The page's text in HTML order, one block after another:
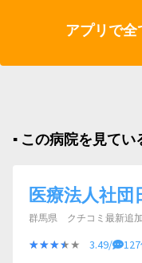
アプリで
▪︎ この病院を見て
医療法人社
群馬県 クチコミ最新追
★★★★★
★★★★★ 3.49/